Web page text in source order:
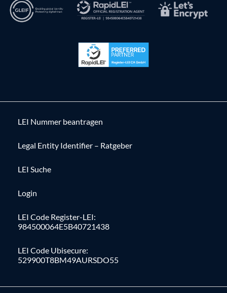
LEI Nummer beantragen
Legal Entity Identifier – Ratgeber
LEI Suche
Login
LEI Code Register-LEI:
984500064E5B40721438
LEI Code Ubisecure:
529900T8BM49AURSDO55